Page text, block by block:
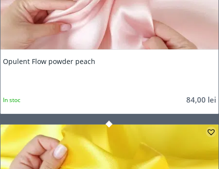
Opulent Flow powder peach
84,00 lei
In stoc